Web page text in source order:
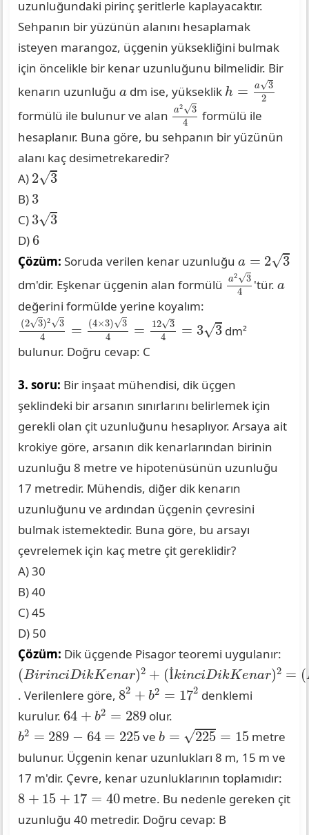
uzunluğundaki pirinç şeritlerle kaplayacaktır.
Sehpanın bir yüzünün alanını hesaplamak
isteyen marangoz, üçgenin yüksekliğini bulmak
için öncelikle bir kenar uzunluğunu bilmelidir. Bir
kenarın uzunluğu a
a dm ise, yükseklik h = a√3
2
32
formülü ile bulunur ve alan a2√3
4
a234
formülü ile
hesaplanır. Buna göre, bu sehpanın bir yüzünün
alanı kaç desimetrekaredir?
A) 2√3
2
B) 3
3
C) 3√3
3
D)6
6
Çözüm: Soruda verilen kenar uzunluğu a = 2√3
3
dm'dir. Eşkenar üçgenin alan formülü a2√3
4
a234
'tür. a
a
değerini formülde yerine koyalım:
(2√3)2√3
4
= (4×3)√3
4
= 12√3
4
= 3√3
(23)234=(4×3)34=1234=33
dm²
bulunur. Doğru cevap: C
3. soru: Bir inşaat mühendisi, dik üçgen
şeklindeki bir arsanın sınırlarını belirlemek için
gerekli olan çit uzunluğunu hesaplıyor. Arsaya ait
krokiye göre, arsanın dik kenarlarından birinin
uzunluğu 8 metre ve hipotenüsünün uzunluğu
17 metredir. Mühendis, diğer dik kenarın
uzunluğunu ve ardından üçgenin çevresini
bulmak istemektedir. Buna göre, bu arsayı
çevrelemek için kaç metre çit gereklidir?
A) 30
B) 40
C) 45
D) 50
Çözüm: Dik üçgende Pisagor teoremi uygulanır:
(BirinciDikKenar)2 + (İkinciDikKenar)2 = (
(Bir n DikKen 2+ İkinc i kKenar (H ot
. Verilenlere göre, 82 + b2 = 172
82 + b2 = 172 denklemi
kurulur. 64 + b2 = 289
64 +b2 289 olur.
b2 = 289 − 64 = 225
b2 289− 64= 225 ve b = √225 = 15
b 225=15
metre
bulunur. Üçgenin kenar uzunlukları 8 m, 15 m ve
17 m'dir. Çevre, kenar uzunluklarının toplamıdır:
8 + 15 + 17 = 40
8 + 15+ 17=40
metre. Bu nedenle gereken çit
uzunluğu 40 metredir. Doğru cevap: B